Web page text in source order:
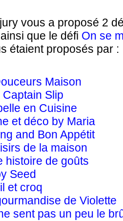
vous a proposé 2
ainsi que le défi On se
étaient proposés par :
Maison
Captain Slip
en Cuisine
et déco by Maria
and Bon Appétit
de la maison
histoire de goûts
Seed
et croq
de Violette
sent pas un peu le